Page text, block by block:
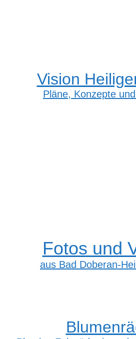
Vision
Pläne, Konzepte
Fotos und
aus Bad Doberan-